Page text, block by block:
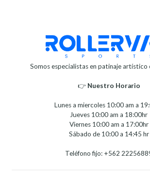
Somos especialistas en patinaje artístico
👉 Nuestro Horario⁣⁣
Lunes a miercoles 10:00 am a
Jueves 10:00 am a 18:00hr
Viernes 10:00 am a 17:00hr
Sábado de 10:00 a 14:45 hr
Teléfono fijo: +562